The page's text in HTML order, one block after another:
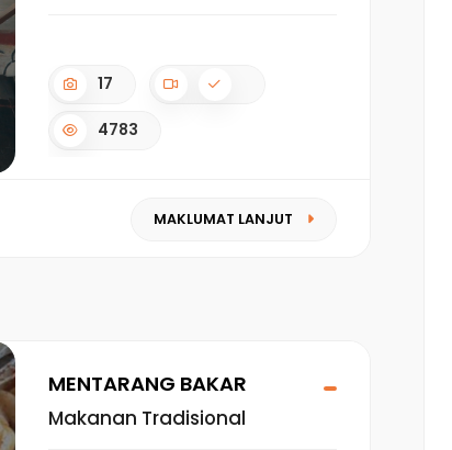
17
4783
MAKLUMAT LANJUT
MENTARANG BAKAR
Makanan Tradisional